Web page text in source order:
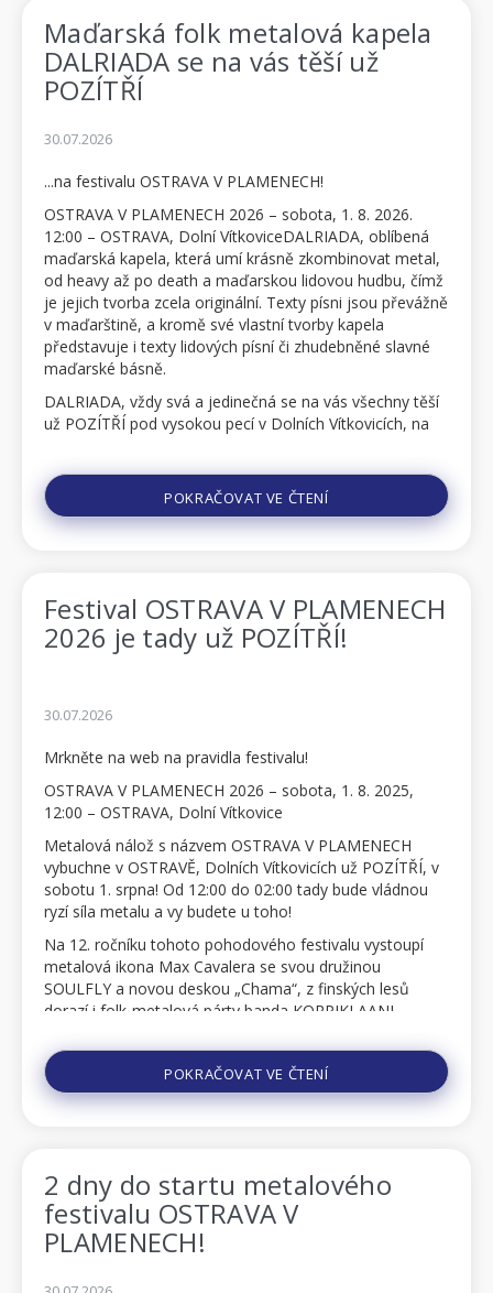
Maďarská folk metalová kapela
DALRIADA se na vás těší už
POZÍTŘÍ
30.07.2026
...na festivalu OSTRAVA V PLAMENECH!
OSTRAVA V PLAMENECH 2026 – sobota, 1. 8. 2026.
12:00 – OSTRAVA, Dolní VítkoviceDALRIADA, oblíbená
maďarská kapela, která umí krásně zkombinovat metal,
od heavy až po death a maďarskou lidovou hudbu, čímž
je jejich tvorba zcela originální. Texty písni jsou převážně
v maďarštině, a kromě své vlastní tvorby kapela
představuje i texty lidových písní či zhudebněné slavné
maďarské básně.
DALRIADA, vždy svá a jedinečná se na vás všechny těší
už POZÍTŘÍ pod vysokou pecí v Dolních Vítkovicích, na
POKRAČOVAT VE ČTENÍ
Festival OSTRAVA V PLAMENECH
2026 je tady už POZÍTŘÍ!
30.07.2026
Mrkněte na web na pravidla festivalu!
OSTRAVA V PLAMENECH 2026 – sobota, 1. 8. 2025,
12:00 – OSTRAVA, Dolní Vítkovice
Metalová nálož s názvem OSTRAVA V PLAMENECH
vybuchne v OSTRAVĚ, Dolních Vítkovicích už POZÍTŘÍ, v
sobotu 1. srpna! Od 12:00 do 02:00 tady bude vládnou
ryzí síla metalu a vy budete u toho!
Na 12. ročníku tohoto pohodového festivalu vystoupí
metalová ikona Max Cavalera se svou družinou
SOULFLY a novou deskou „Chama“, z finských lesů
dorazí i folk-metalová párty banda KORPIKLAANI,
POKRAČOVAT VE ČTENÍ
2 dny do startu metalového
festivalu OSTRAVA V
PLAMENECH!